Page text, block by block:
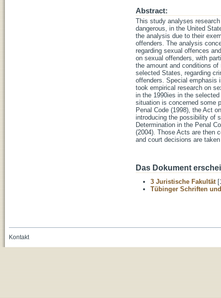
Abstract:
This study analyses
dangerous, in the United
the analysis due to their
offenders. The analysis
regarding sexual offences
on sexual offenders, with
the amount and conditions
selected States, regarding
offenders. Special emphasis
took empirical research on
in the 1990ies in the
situation is concerned some
Penal Code (1998), the Act
introducing the possibility of
Determination in the Penal
(2004). Those Acts are then
and court decisions are
Das Dokument
3 Juristische Fakultät
Tübinger Schriften
Kontakt